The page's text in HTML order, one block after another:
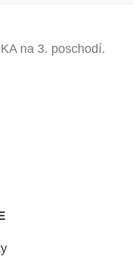
na 3. poschodí.